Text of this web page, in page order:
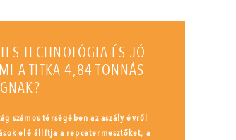
TECHNOLÓGIA ÉS JÓ
A TITKA 4,84 TONNÁS
számos térségében az aszály évről
elé állítja a repcetermesztőket, a